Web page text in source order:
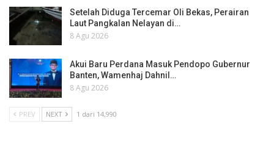
Setelah Diduga Tercemar Oli Bekas, Perairan
Laut Pangkalan Nelayan di…
8 Agu 2026
Akui Baru Perdana Masuk Pendopo Gubernur
Banten, Wamenhaj Dahnil…
8 Agu 2026
PREV NEXT 1 dari 14,990